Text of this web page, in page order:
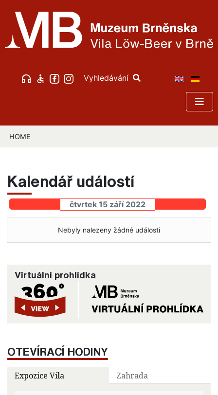
Vyhledávání
HOME
Kalendář událostí
čtvrtek 15 září 2022
Nebyly nalezeny žádné události
Virtuální prohlídka
OTEVÍRACÍ HODINY
Expozice Vila Zahrada